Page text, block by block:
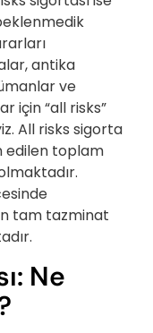
antika
ve
için “all risks”
All risks sigorta
edilen toplam
tam tazminat
Ne